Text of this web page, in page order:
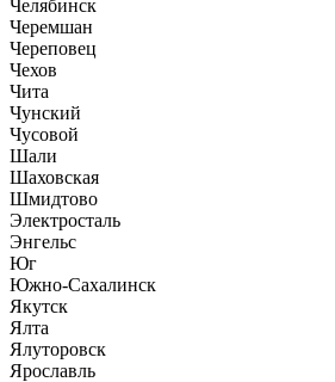
Челябинск
Черемшан
Череповец
Чехов
Чита
Чунский
Чусовой
Шали
Шаховская
Шмидтово
Электросталь
Энгельс
Юг
Южно-Сахалинск
Якутск
Ялта
Ялуторовск
Ярославль